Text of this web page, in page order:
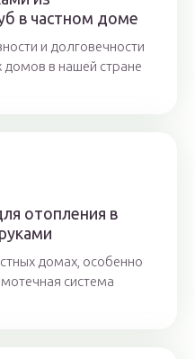
в частном доме
и долговечности
домов в нашей стране
отопления в
домах, особенно
система